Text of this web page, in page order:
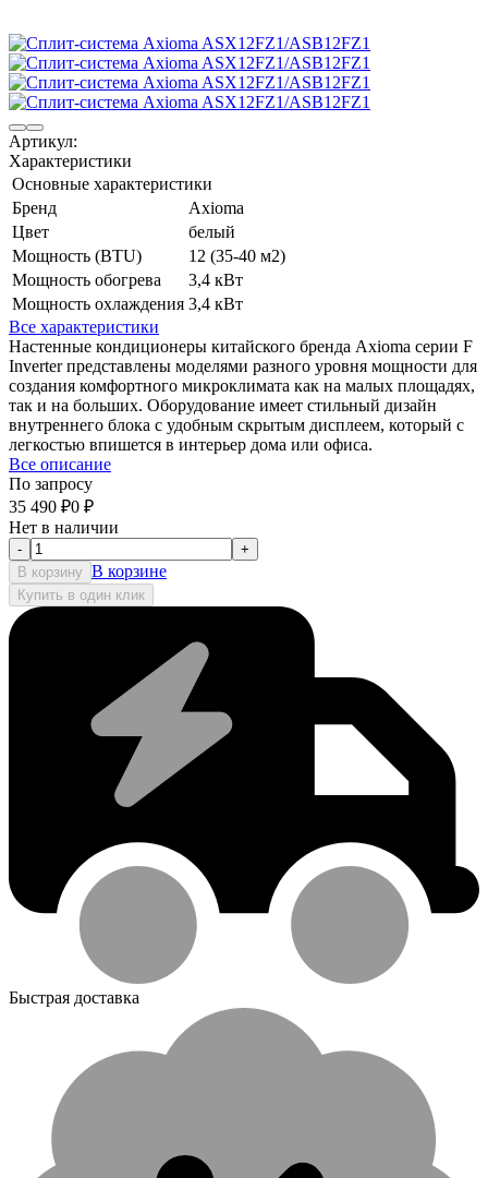
Артикул:
Характеристики
Основные характеристики
Бренд
Axioma
Цвет
белый
Мощность (BTU)
12 (35-40 м2)
Мощность обогрева
3,4 кВт
Мощность охлаждения 3,4 кВт
Все характеристики
Настенные кондиционеры китайского бренда Axioma серии F
Inverter представлены моделями разного уровня мощности для
создания комфортного микроклимата как на малых площадях,
так и на больших. Оборудование имеет стильный дизайн
внутреннего блока с удобным скрытым дисплеем, который с
легкостью впишется в интерьер дома или офиса.
Все описание
По запросу
35 490 ₽0 ₽
Нет в наличии
-
+
В корзину В корзине
Купить в один клик
Быстрая доставка